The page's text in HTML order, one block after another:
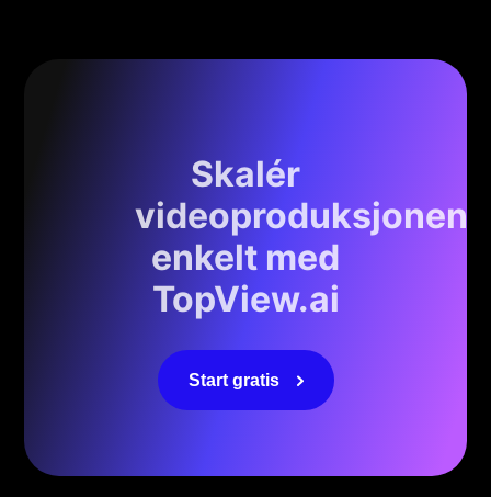
Skalér
videoproduksjonen
enkelt med
TopView.ai
Start gratis